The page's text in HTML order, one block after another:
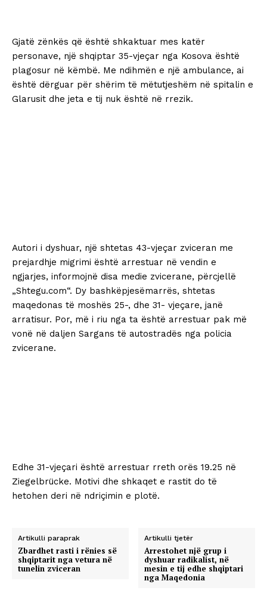
Gjatë zënkës që është shkaktuar mes katër
personave, një shqiptar 35-vjeçar nga Kosova është
plagosur në këmbë. Me ndihmën e një ambulance, ai
është dërguar për shërim të mëtutjeshëm në spitalin e
Glarusit dhe jeta e tij nuk është në rrezik.
Autori i dyshuar, një shtetas 43-vjeçar zviceran me
prejardhje migrimi është arrestuar në vendin e
ngjarjes, informojnë disa medie zvicerane, përcjellë
„Shtegu.com“. Dy bashkëpjesëmarrës, shtetas
maqedonas të moshës 25-, dhe 31- vjeçare, janë
arratisur. Por, më i riu nga ta është arrestuar pak më
vonë në daljen Sargans të autostradës nga policia
zvicerane.
Edhe 31-vjeçari është arrestuar rreth orës 19.25 në
Ziegelbrücke. Motivi dhe shkaqet e rastit do të
hetohen deri në ndriçimin e plotë.
Artikulli paraprak
Zbardhet rasti i rënies së
shqiptarit nga vetura në
tunelin zviceran
Artikulli tjetër
Arrestohet një grup i
dyshuar radikalist, në
mesin e tij edhe shqiptari
nga Maqedonia